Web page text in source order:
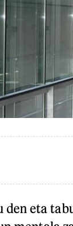
den eta